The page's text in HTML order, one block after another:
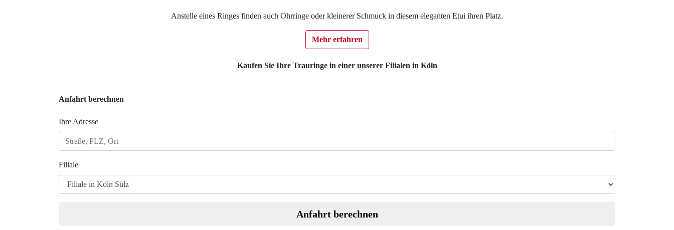
Anstelle eines Ringes finden auch Ohrringe oder kleinerer Schmuck in diesem eleganten Etui ihren Platz.
Mehr erfahren
Kaufen Sie Ihre Trauringe in einer unserer Filialen in Köln
Anfahrt berechnen
Ihre Adresse
Filiale
Anfahrt berechnen